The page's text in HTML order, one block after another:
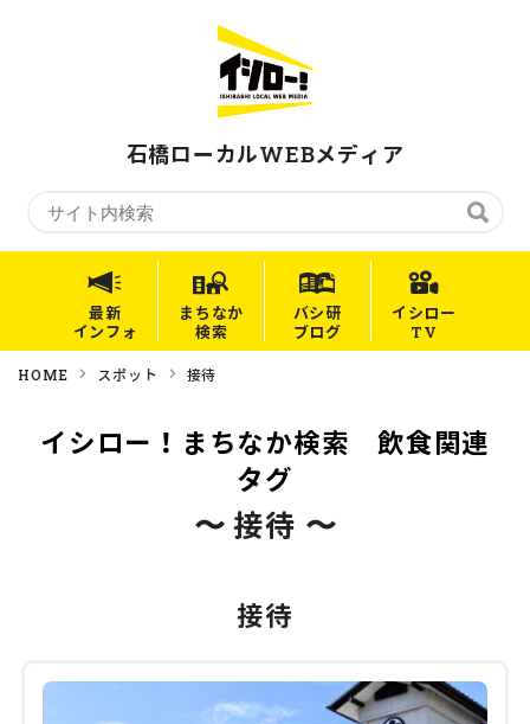
石橋ローカルWEBメディア
最新
インフォ
まちなか
検索
バシ研
ブログ
イシロー
TV
HOME スポット 接待
イシロー！まちなか検索 飲食関連
タグ
〜 接待 〜
接待